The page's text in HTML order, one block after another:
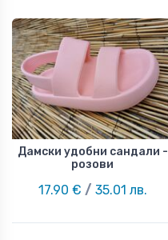
Дамски удобни сандали -
розови
17.90 € / 35.01 лв.